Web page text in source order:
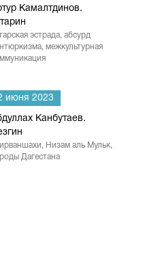
Камалтдинов.
эстрада, абсурд
межкультурная
июня 2023
Канбутаев.
Низам аль Мульк,
Дагестана